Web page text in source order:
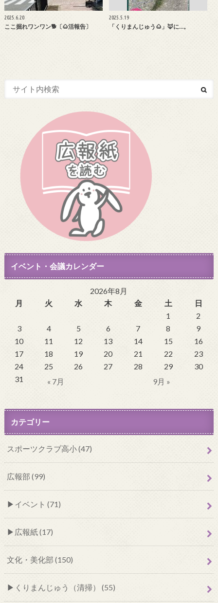
2025.6.20
ここ掘れワンワン🐕〔🌰活報告〕
2025.5.19
「くりまんじゅう🌰」🦊に…。
イベント・会議カレンダー
2026年8月
月
火 水 木 金 土
日
1
2
3
4 5 6 7 8
9
10
11 12 13 14 15
16
17
18 19 20 21 22
23
24
25 26 27 28 29
30
31
« 7月 9月 »
カテゴリー
スポーツクラブ高小 (47)
広報部 (99)
イベント (71)
広報紙 (17)
文化・美化部 (150)
くりまんじゅう（清掃） (55)